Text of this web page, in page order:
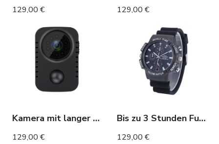
129,00 € 129,00 €
Kamera mit langer Akkulaufzeit – bis zu 3 Monate mit Bewegungserkennung
129,00 €
Bis zu 3 Stunden Full-HD-Sportkamera ansehen
129,00 €